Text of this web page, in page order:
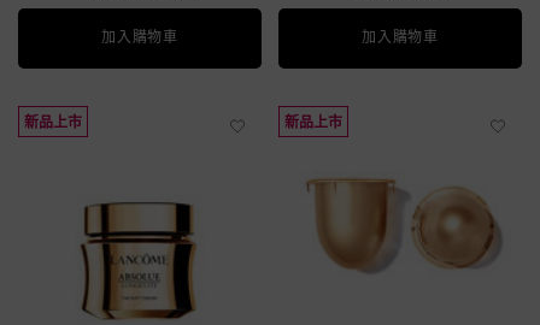
加入購物車 絕對完美永生玫瑰濃萃乳霜加入購物車
新品上市 新品上市